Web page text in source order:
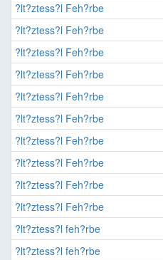
?lt?ztess?l Feh?rbe
?lt?ztess?l Feh?rbe
?lt?ztess?l Feh?rbe
?lt?ztess?l Feh?rbe
?lt?ztess?l Feh?rbe
?lt?ztess?l Feh?rbe
?lt?ztess?l Feh?rbe
?lt?ztess?l Feh?rbe
?lt?ztess?l Feh?rbe
?lt?ztess?l Feh?rbe
?lt?ztess?l feh?rbe
?lt?ztess?l feh?rbe